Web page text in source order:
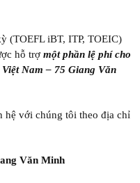
(TOEFL iBT, ITP, TOEIC)
hỗ trợ một phần lệ phí cho
Nam – 75 Giang Văn
với chúng tôi theo địa chỉ
Văn Minh